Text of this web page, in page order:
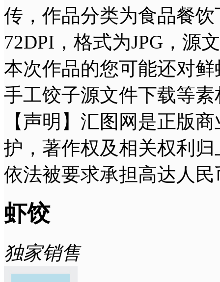
传，作品分类为食品餐
72DPI，格式为JPG，源
本次作品的您可能还对
手工饺子源文件下载等
【声明】汇图网是正版
护，著作权及相关权利
依法被要求承担高达人
虾饺
独家销售